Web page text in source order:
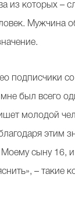
из которых –
Мужчина
подписчики
мне был всего
молодой
благодаря
сыну 16,
– такие